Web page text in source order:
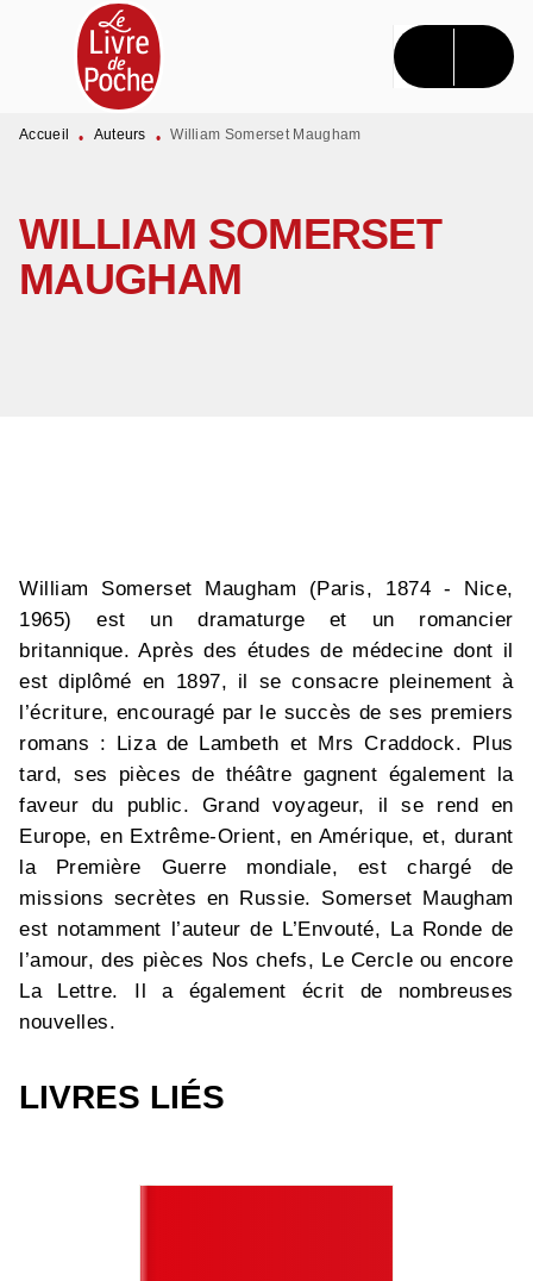
MENU RECHERCHE CONTENU
PIED DE PAGE
Accueil • Auteurs • William Somerset Maugham
WILLIAM SOMERSET
MAUGHAM
William Somerset Maugham (Paris, 1874 - Nice,
1965) est un dramaturge et un romancier
britannique. Après des études de médecine dont il
est diplômé en 1897, il se consacre pleinement à
l’écriture, encouragé par le succès de ses premiers
romans : Liza de Lambeth et Mrs Craddock. Plus
tard, ses pièces de théâtre gagnent également la
faveur du public. Grand voyageur, il se rend en
Europe, en Extrême-Orient, en Amérique, et, durant
la Première Guerre mondiale, est chargé de
missions secrètes en Russie. Somerset Maugham
est notamment l’auteur de L’Envouté, La Ronde de
l’amour, des pièces Nos chefs, Le Cercle ou encore
La Lettre. Il a également écrit de nombreuses
nouvelles.
LIVRES LIÉS